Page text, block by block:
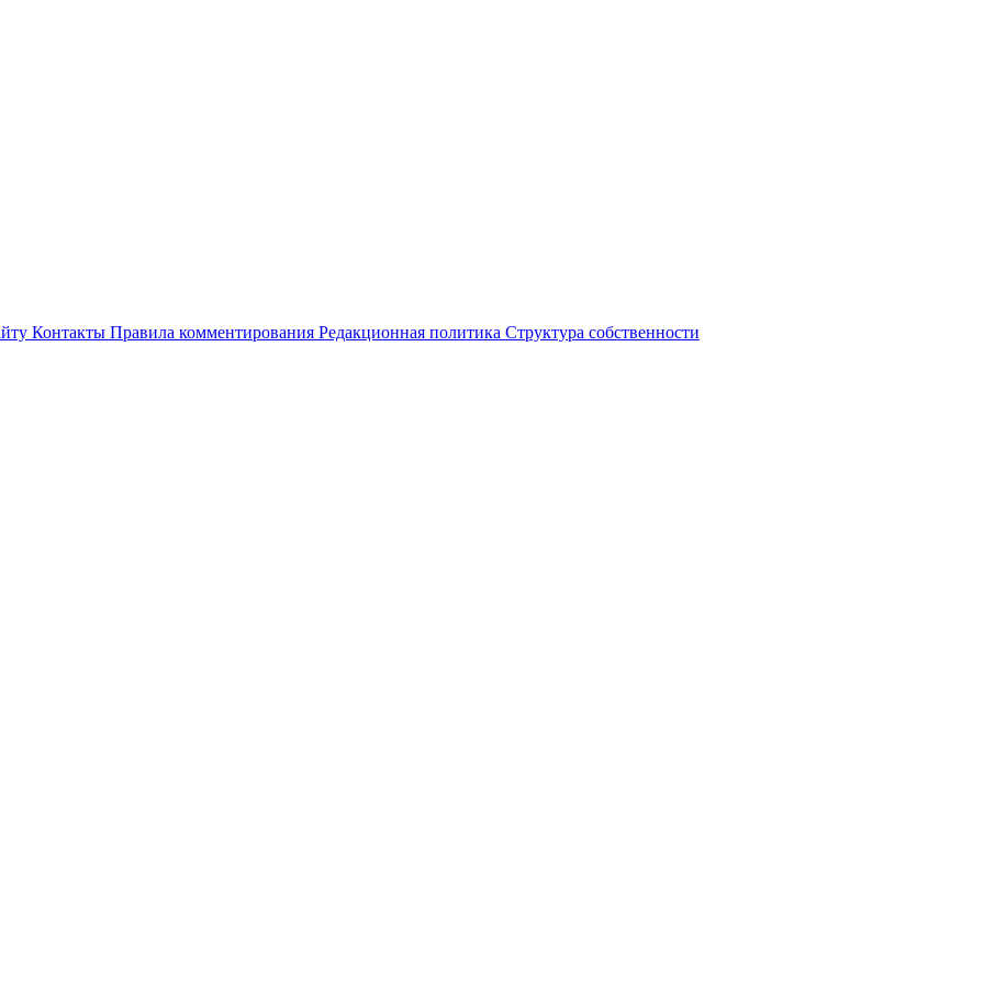
Контакты Правила комментирования Редакционная политика Структура собственности